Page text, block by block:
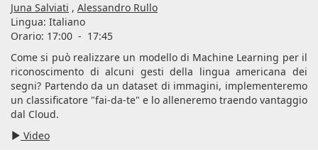
Juna Salviati , Alessandro Rullo
Lingua: Italiano
Orario: 17:00 - 17:45
Come si può realizzare un modello di Machine Learning per il
riconoscimento di alcuni gesti della lingua americana dei
segni? Partendo da un dataset di immagini, implementeremo
un classificatore "fai-da-te" e lo alleneremo traendo vantaggio
dal Cloud.
Video